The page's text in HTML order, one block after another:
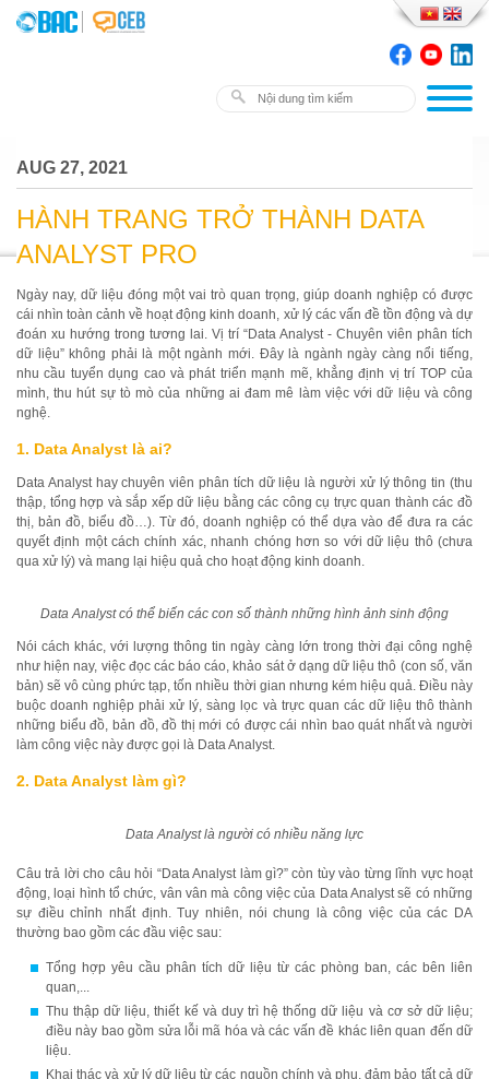
AUG 27, 2021
HÀNH TRANG TRỞ THÀNH DATA
ANALYST PRO
Ngày nay, dữ liệu đóng một vai trò quan trọng, giúp doanh nghiệp có được
cái nhìn toàn cảnh về hoạt động kinh doanh, xử lý các vấn đề tồn động và dự
đoán xu hướng trong tương lai. Vị trí “Data Analyst - Chuyên viên phân tích
dữ liệu” không phải là một ngành mới. Đây là ngành ngày càng nổi tiếng,
nhu cầu tuyển dụng cao và phát triển mạnh mẽ, khẳng định vị trí TOP của
mình, thu hút sự tò mò của những ai đam mê làm việc với dữ liệu và công
nghệ.
1. Data Analyst là ai?
Data Analyst hay chuyên viên phân tích dữ liệu là người xử lý thông tin (thu
thập, tổng hợp và sắp xếp dữ liệu bằng các công cụ trực quan thành các đồ
thị, bản đồ, biểu đồ…). Từ đó, doanh nghiệp có thể dựa vào để đưa ra các
quyết định một cách chính xác, nhanh chóng hơn so với dữ liệu thô (chưa
qua xử lý) và mang lại hiệu quả cho hoạt động kinh doanh.
Data Analyst có thể biến các con số thành những hình ảnh sinh động
Nói cách khác, với lượng thông tin ngày càng lớn trong thời đại công nghệ
như hiện nay, việc đọc các báo cáo, khảo sát ở dạng dữ liệu thô (con số, văn
bản) sẽ vô cùng phức tạp, tốn nhiều thời gian nhưng kém hiệu quả. Điều này
buộc doanh nghiệp phải xử lý, sàng lọc và trực quan các dữ liệu thô thành
những biểu đồ, bản đồ, đồ thị mới có được cái nhìn bao quát nhất và người
làm công việc này được gọi là Data Analyst.
2. Data Analyst làm gì?
Data Analyst là người có nhiều năng lực
Câu trả lời cho câu hỏi “Data Analyst làm gì?” còn tùy vào từng lĩnh vực hoạt
động, loại hình tổ chức, vân vân mà công việc của Data Analyst sẽ có những
sự điều chỉnh nhất định. Tuy nhiên, nói chung là công việc của các DA
thường bao gồm các đầu việc sau:
Tổng hợp yêu cầu phân tích dữ liệu từ các phòng ban, các bên liên
quan,...
Thu thập dữ liệu, thiết kế và duy trì hệ thống dữ liệu và cơ sở dữ liệu;
điều này bao gồm sửa lỗi mã hóa và các vấn đề khác liên quan đến dữ
liệu.
Khai thác và xử lý dữ liệu từ các nguồn chính và phụ, đảm bảo tất cả dữ